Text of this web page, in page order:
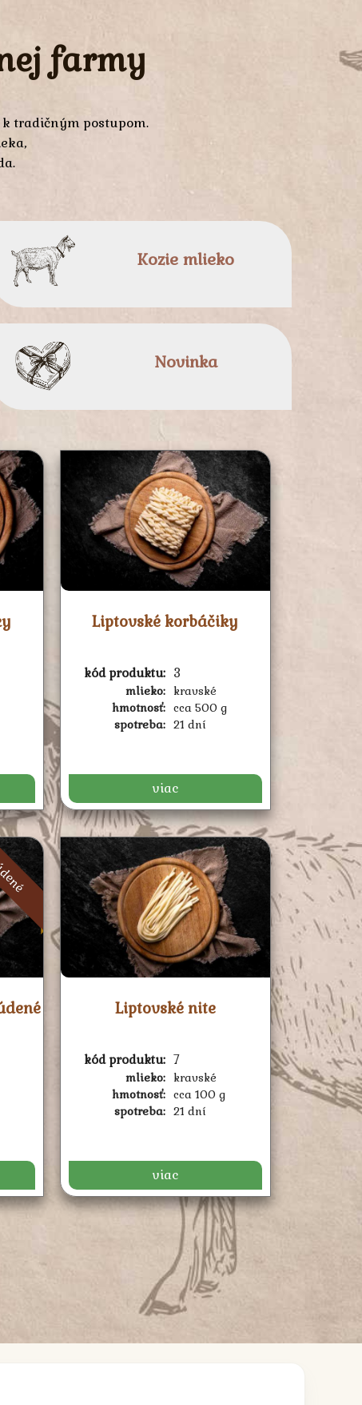
farmy
tradičným postupom.
Kozie mlieko
Novinka
Liptovské korbáčiky
kód produktu: 3
mlieko:
kravské
hmotnosť: cca 500 g
spotreba: 21 dní
viac
Liptovské nite
kód produktu: 7
mlieko:
kravské
hmotnosť: cca 100 g
spotreba: 21 dní
viac